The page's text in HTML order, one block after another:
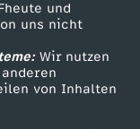
und
uns nicht
Wir nutzen
von Inhalten